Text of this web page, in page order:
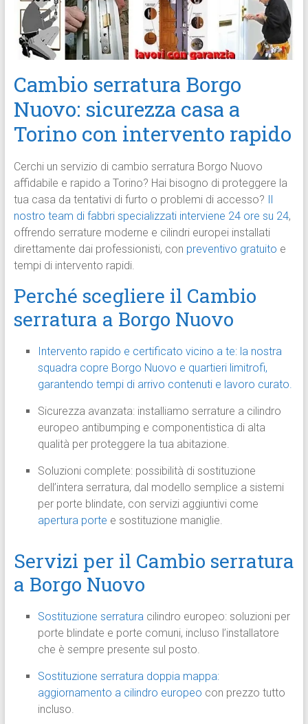
Cambio serratura Borgo
Nuovo: sicurezza casa a
Torino con intervento rapido
Cerchi un servizio di cambio serratura Borgo Nuovo
affidabile e rapido a Torino? Hai bisogno di proteggere la
tua casa da tentativi di furto o problemi di accesso?
nostro team di fabbri specializzati interviene 24 ore su 24,
offrendo serrature moderne e cilindri europei installati
direttamente dai professionisti, con preventivo gratuito e
tempi di intervento rapidi.
Perché scegliere il Cambio
serratura a Borgo Nuovo
Intervento rapido e certificato vicino a te: la nostra
squadra copre Borgo Nuovo e quartieri limitrofi,
garantendo tempi di arrivo contenuti e lavoro curato.
Sicurezza avanzata: installiamo serrature a cilindro
europeo antibumping e componentistica di alta
qualità per proteggere la tua abitazione.
Soluzioni complete: possibilità di sostituzione
dell’intera serratura, dal modello semplice a sistemi
per porte blindate, con servizi aggiuntivi come
apertura porte e sostituzione maniglie.
Servizi per il Cambio serratura
a Borgo Nuovo
Sostituzione serraturacilindro europeo: soluzioni per
porte blindate e porte comuni, incluso l’installatore
che è sempre presente sul posto.
Sostituzione serratura doppia mappa:
aggiornamento a cilindro europeo con prezzo tutto
incluso.